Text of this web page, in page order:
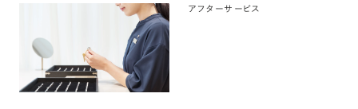
アフターサービス